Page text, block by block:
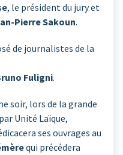
, le président du jury et
Pierre Sakoun.
de journalistes de la
Fuligni.
soir, lors de la grande
Unité Laïque,
ses ouvrages au
qui précédera